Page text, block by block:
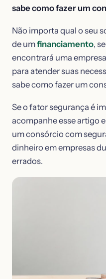
sabe como fazer um
Não importa qual o seu
de umfinanciamento,
encontrará uma
para atender suas
sabe como fazer um
Se o fator segurança é
acompanhe esse artigo
um consórcio com
dinheiro em empresas
errados.